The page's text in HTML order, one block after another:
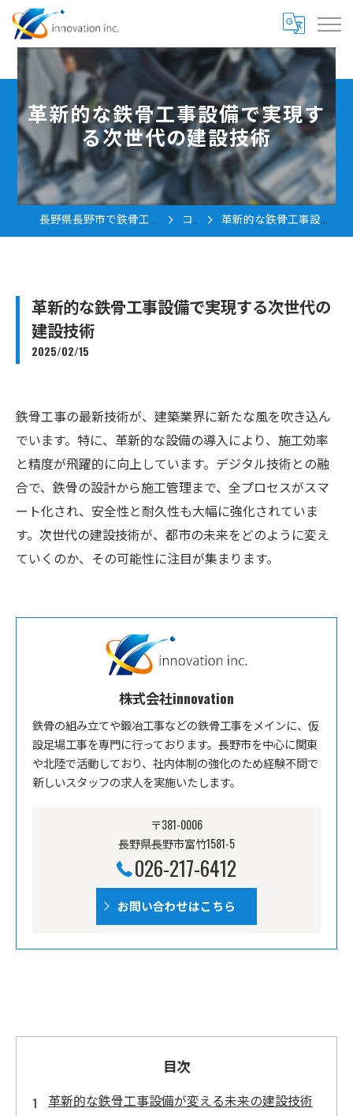
革新的な鉄骨工事設備で実現す
る次世代の建設技術
長野県長野市で鉄骨工事の求人なら株式会社innovation コラム 革新的な鉄骨工事設備で実現する次世代の建設技術
革新的な鉄骨工事設備で実現する次世代の
建設技術
2025/02/15
鉄骨工事の最新技術が、建築業界に新たな風を吹き込ん
でいます。特に、革新的な設備の導入により、施工効率
と精度が飛躍的に向上しています。デジタル技術との融
合で、鉄骨の設計から施工管理まで、全プロセスがスマ
ート化され、安全性と耐久性も大幅に強化されていま
す。次世代の建設技術が、都市の未来をどのように変え
ていくのか、その可能性に注目が集まります。
株式会社innovation
鉄骨の組み立てや鍛冶工事などの鉄骨工事をメインに、仮
設足場工事を専門に行っております。長野市を中心に関東
や北陸で活動しており、社内体制の強化のため経験不問で
新しいスタッフの求人を実施いたします。
〒381-0006
長野県長野市富竹1581-5
026-217-6412
お問い合わせはこちら
目次
革新的な鉄骨工事設備が変える未来の建設技術